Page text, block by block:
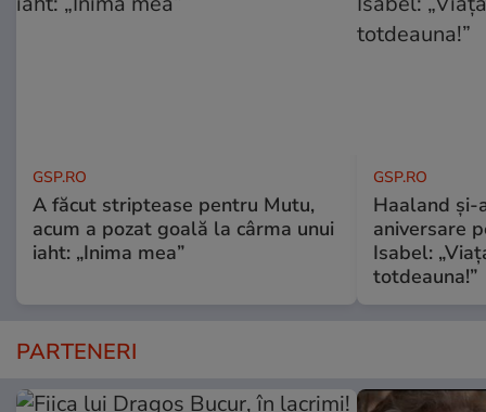
GSP.RO
A făcut striptease pentru Mutu,
acum a pozat goală la cârma unui
iaht: „Inima mea”
GSP.RO
Haaland
aniversare
Isabel:
totdeauna!”
PARTENERI